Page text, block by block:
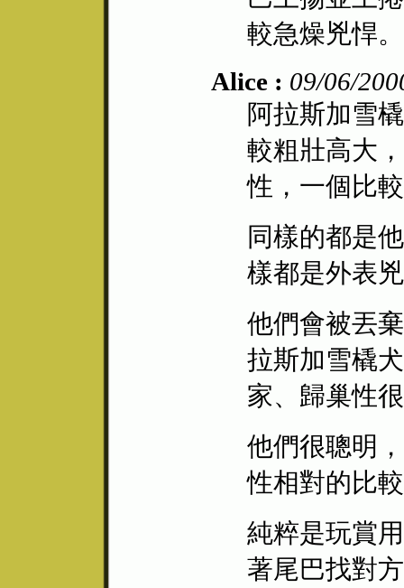
較急燥兇悍。
Alice : 09/06/
阿拉斯加雪
較粗壯高大
性，一個比
同樣的都是
樣都是外表
他們會被丟
拉斯加雪橇
家、歸巢性
他們很聰明
性相對的比
純粹是玩賞
著尾巴找對